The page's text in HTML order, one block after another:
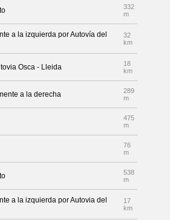
332
m
a la izquierda por Autovía del
32
km
Osca - Lleida
18
km
a la derecha
289
m
475
m
76
m
538
m
a la izquierda por Autovia del
17
km